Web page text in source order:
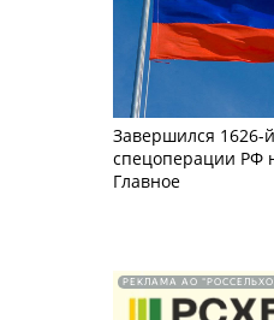
Завершился 1626-
спецоперации РФ
Главное
РЕКЛАМА АО